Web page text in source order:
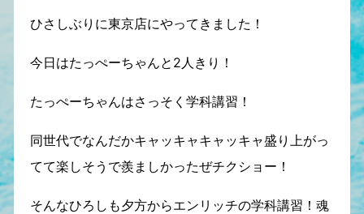
ひさしぶりに東京店にやってきました！
今日はたっぺーちゃんと2人きり！
たっぺーちゃんはさっそく学科講習！
同世代でなんだかキャッキャキャッキャ盛り上がっ
てて楽しそうで羨ましかったぜチクショー！
そんなひろしも夕方からエンリッチの学科講習！魂